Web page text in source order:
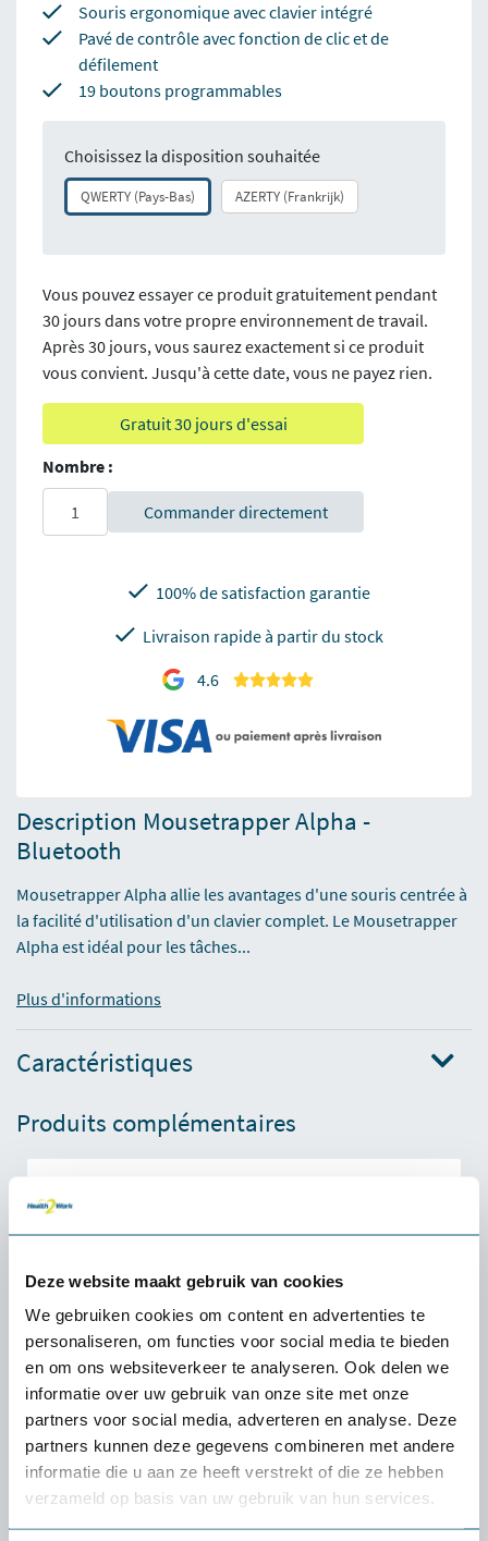
Deze website maakt gebruik van cookies
We gebruiken cookies om content en advertenties te
personaliseren, om functies voor social media te bieden
en om ons websiteverkeer te analyseren. Ook delen we
informatie over uw gebruik van onze site met onze
partners voor social media, adverteren en analyse. Deze
partners kunnen deze gegevens combineren met andere
informatie die u aan ze heeft verstrekt of die ze hebben
verzameld op basis van uw gebruik van hun services.
Souris ergonomique avec clavier intégré
Pavé de contrôle avec fonction de clic et de
défilement
19 boutons programmables
Choisissez la disposition souhaitée
QWERTY (Pays-Bas) AZERTY (Frankrijk)
Vous pouvez essayer ce produit gratuitement pendant
30 jours dans votre propre environnement de travail.
Après 30 jours, vous saurez exactement si ce produit
vous convient. Jusqu'à cette date, vous ne payez rien.
Gratuit 30 jours d'essai
Nombre :
Commander directement
100% de satisfaction garantie
Livraison rapide à partir du stock
4.6
Description Mousetrapper Alpha -
Bluetooth
Mousetrapper Alpha allie les avantages d'une souris centrée à
la facilité d'utilisation d'un clavier complet. Le Mousetrapper
Alpha est idéal pour les tâches...
Plus d'informations
Caractéristiques
Produits complémentaires